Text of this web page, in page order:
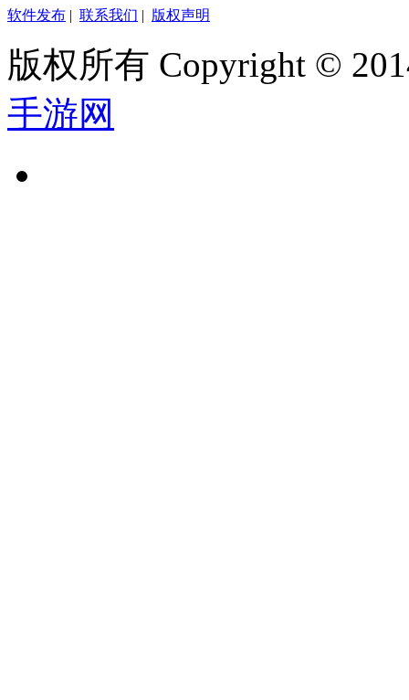
软件发布 | 联系我们 | 版权声明
版权所有 Copyright ©
手游网